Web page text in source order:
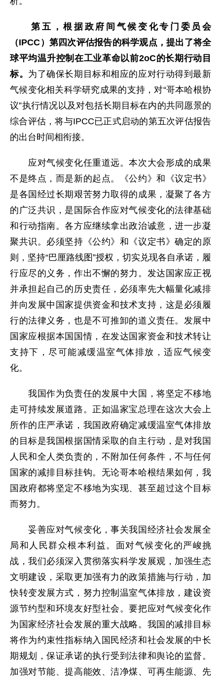
第五，根据政府间气候变化专门委员会
（IPCC） 第四次评估报告的科学观点 ，提出了将全
球平均温升控制在工业革命以前2oC的长期行动目
标。 为了确保长期目标和相应的应对行动得到最新
气候变化相关科学研究成果的支持，对“哥本哈根协
议”执行情况以及对包括长期目标在内的共同愿景的
综合评估，将与IPCC已正式启动的第五次评估报告
的出台时间相衔接。
应对气候变化任重道远。本次大会形成的成果
不是终点，而是新的起点。《公约》和《议定书》
是各国经过长期艰苦努力取得的成果，凝聚了各方
的广泛共识，是国际合作应对气候变化的法律基础
和行动指南。各方应继续拿出政治诚意，进一步凝
聚共识。必须坚持《公约》和《议定书》确定的原
则，坚持“巴厘路线图”授权，切实兑现各自承诺，履
行应尽的义务，作出不懈的努力。发达国家应正视
并承担起自己的历史责任，必须率先大幅量化减排
并向发展中国家提供资金和技术支持，这是必须履
行的法律义务，也是不可推卸的道义责任。发展中
国家应根据本国国情，在发达国家资金和技术转让
支持下，尽可能减缓温室气体排放，适应气候变
化。
我国作为负责任的发展中大国，将坚定不移地
走可持续发展道路。正如温家宝总理在这次大会上
所作的庄严承诺，我国政府确定减缓温室气体排放
的目标是我国根据国情采取的自主行动，是对我国
人民和全人类负责的，不附加任何条件，不与任何
国家的减排目标挂钩。无论哥本哈根结果如何，我
国政府都将坚定不移地为实现、甚至超过这个目标
而努力。
妥善应对气候变化，事关我国经济社会发展全
局和人民群众根本利益。面对气候变化的严峻挑
战，我们必须深入贯彻落实科学发展观，加强生态
文明建设，采取更加强有力的政策措施与行动，加
快转变发展方式，努力控制温室气体排放，建设资
源节约型和环境友好型社会。要把应对气候变化作
为国家经济社会发展的重大战略。我国的减排目标
将作为约束性指标纳入国民经济和社会发展的中长
期规划，保证承诺的执行受到法律和舆论的监督。
加强对节能、提高能效、洁净煤、可再生能源、先